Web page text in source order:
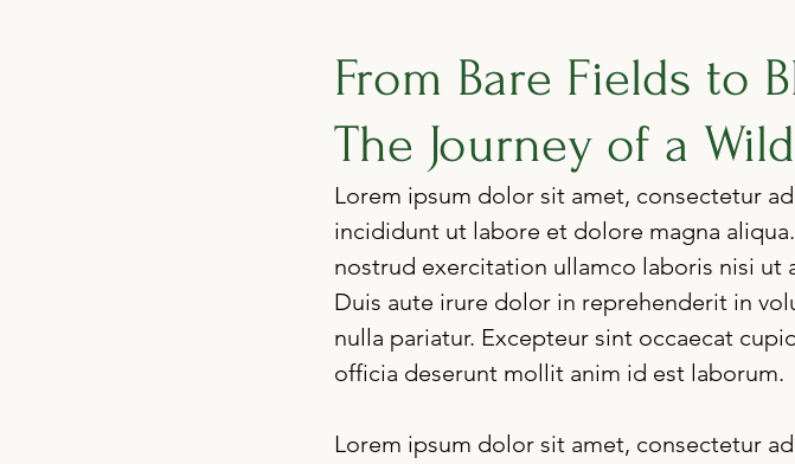
From Bare Fields to
The Journey of a
Lorem ipsum dolor sit amet, consectetur
incididunt ut labore et dolore magna
nostrud exercitation ullamco laboris nisi ut
Duis aute irure dolor in reprehenderit in
nulla pariatur. Excepteur sint occaecat
officia deserunt mollit anim id est laborum.
Lorem ipsum dolor sit amet, consectetur